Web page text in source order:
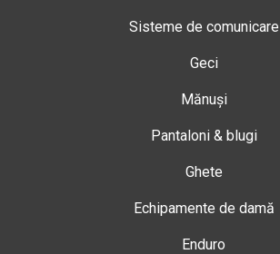
Sisteme de comunicare
Geci
Mănuși
Pantaloni & blugi
Ghete
Echipamente de damă
Enduro